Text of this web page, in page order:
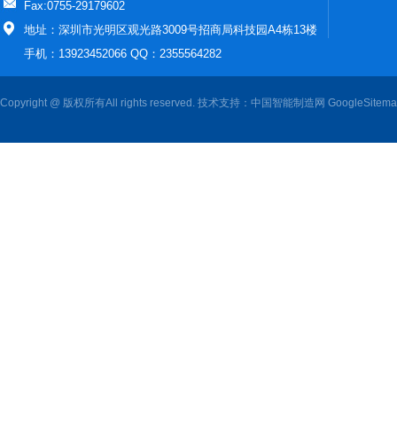
Fax:0755-29179602
地址：深圳市光明区观光路3009号招商局科技园A4栋13楼
手机：13923452066 QQ：2355564282
Copyright @ 版权所有All rights reserved. 技术支持： 中国智能制造网